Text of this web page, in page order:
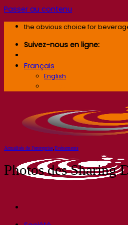
Passer au contenu
the obvious choice for
Suivez-nous en ligne:
Français
English
Actualités de l'entreprise Evénements
Photos des Sharing